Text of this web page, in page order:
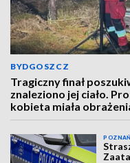
BYDGOSZCZ
Tragiczny finał
znaleziono jej ciało.
kobieta miała
POZNAŃ